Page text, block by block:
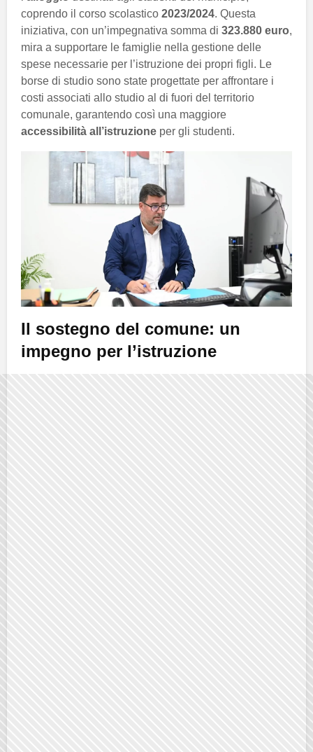
coprendo il corso scolastico 2023/2024. Questa
iniziativa, con un’impegnativa somma di 323.880 euro,
mira a supportare le famiglie nella gestione delle
spese necessarie per l’istruzione dei propri figli. Le
borse di studio sono state progettate per affrontare i
costi associati allo studio al di fuori del territorio
comunale, garantendo così una maggiore
accessibilità all’istruzione per gli studenti.
Il sostegno del comune: un
impegno per l’istruzione